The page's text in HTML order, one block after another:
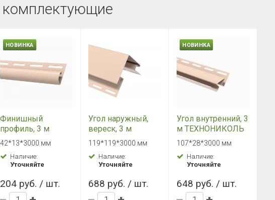
НОВИНКА
Финишный
профиль, 3 м
ТЕХНОНИКОЛЬ
вереск
42*13*3000 мм
Наличие:
Уточняйте
204 руб. / шт.
Угол наружный,
вереск, 3 м
ТЕХНОНИКОЛЬ
119*119*3000 мм
Наличие:
Уточняйте
688 руб. / шт.
НОВИНКА
Угол внутренний, 3
м ТЕХНОНИКОЛЬ
вереск
107*28*3000 мм
Наличие:
Уточняйте
648 руб. / шт.